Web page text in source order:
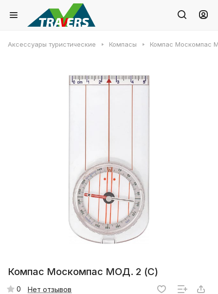
Аксессуары туристические Компасы Компас Москомпас
Компас Москомпас МОД. 2 (С)
0 Нет отзывов